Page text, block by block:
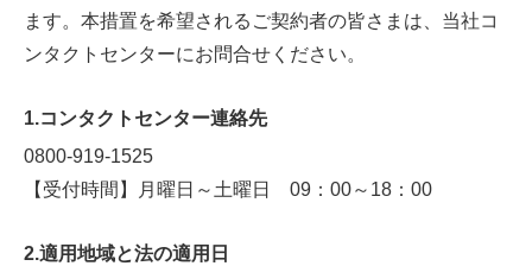
ます。本措置を希望されるご契約者の皆さまは、当社コ
ンタクトセンターにお問合せください。
1.コンタクトセンター連絡先
0800-919-1525
【受付時間】月曜日～土曜日 09：00～18：00
2.適用地域と法の適用日